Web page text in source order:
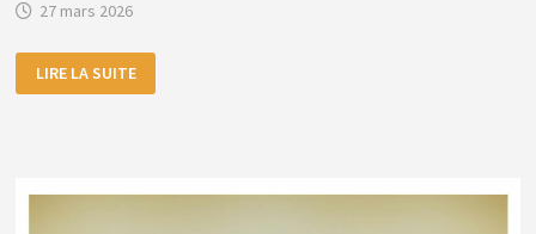
27 mars 2026
MAMADI
DOUMBOUYA
S’ALIGNER
LIRE LA SUITE